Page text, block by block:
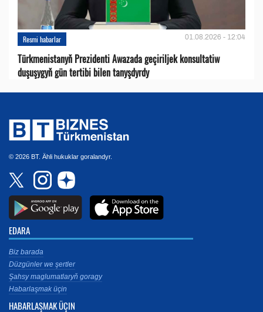
Resmi habarlar 01.08.2026 - 12:04
Türkmenistanyň Prezidenti Awazada geçiriljek konsultatiw
duşuşygyň gün tertibi bilen tanyşdyrdy
© 2026 BT. Ähli hukuklar goralandyr.
EDARA
Biz barada
Düzgünler we şertler
Şahsy maglumatlaryň goragy
Habarlaşmak üçin
HABARLAŞMAK ÜÇIN